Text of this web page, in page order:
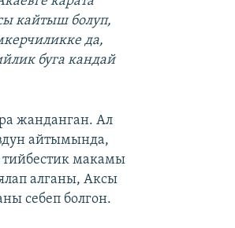
кайтыш болуп,
да,
буга кандай
жанданган. Ал
айтымында,
макамы
алганы, Аксы
себеп болгон.